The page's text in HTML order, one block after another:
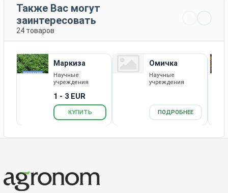
Также Вас могут
заинтересовать
24 товаров
Маркиза
Научные
учреждения
1 - 3 EUR
КУПИТЬ
Омичка
Научные
учреждения
ПОДРОБНЕЕ